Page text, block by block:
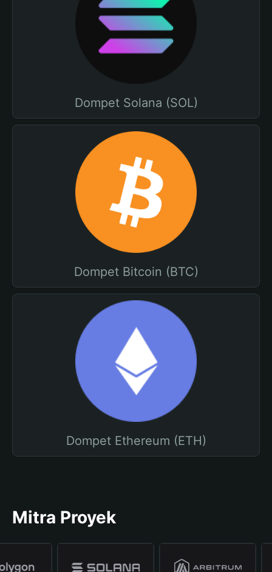
Dompet Solana (SOL)
Dompet Bitcoin (BTC)
Dompet Ethereum (ETH)
Mitra Proyek